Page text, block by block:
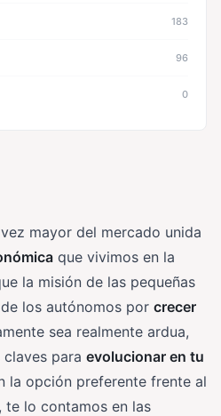
183
96
0
mayor del mercado unida
que vivimos en la
la misión de las pequeñas
los autónomos por crecer
sea realmente ardua,
claves para evolucionar en tu
la opción preferente frente al
te lo contamos en las